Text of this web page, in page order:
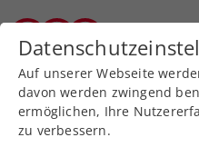
Zurück zur
Turniere
Auf unserer Webseite
davon werden zwingend
ermöglichen, Ihre
zu verbessern.